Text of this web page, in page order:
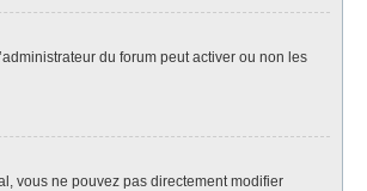
du forum peut activer ou non les
vous ne pouvez pas directement modifier